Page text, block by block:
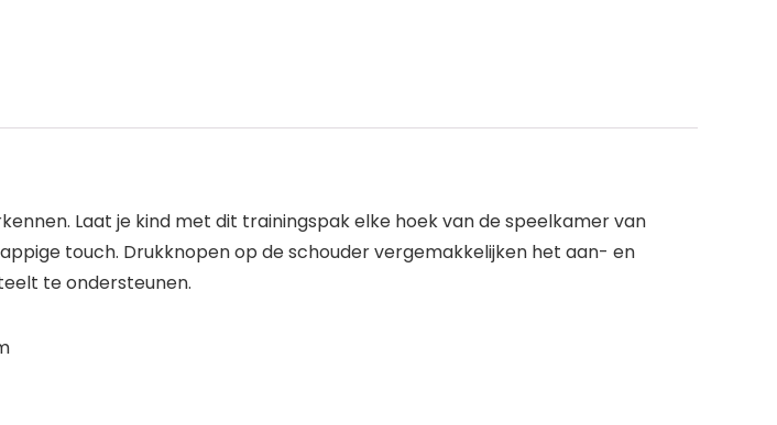
Laat je kind met dit trainingspak elke hoek van de speelkamer van
touch. Drukknopen op de schouder vergemakkelijken het aan- en
te ondersteunen.